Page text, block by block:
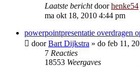
Laatste berichtdoorhenke54
ma okt 18, 2010 4:44 pm
powerpointpresentatie overdragen
doorBart Dijkstra » do feb 11,
7 Reacties
18553 Weergaves